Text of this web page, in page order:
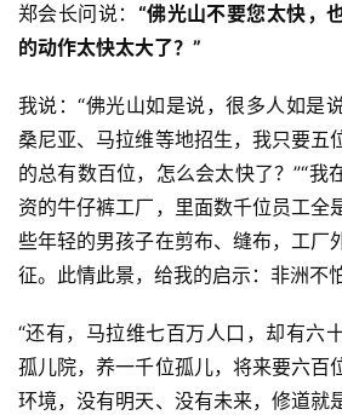
郑会长问说： “佛光山不要您太快，
的动作太快太大了？”
我说：“佛光山如是说，很多人如是
桑尼亚、马拉维等地招生，我只要五
的总有数百位，怎么会太快了？”“我
资的牛仔裤工厂，里面数千位员工全
些年轻的男孩子在剪布、缝布，工厂
征。此情此景，给我的启示：非洲不
“还有，马拉维七百万人口，却有六
孤儿院，养一千位孤儿，将来要六百
环境，没有明天、没有未来，修道就